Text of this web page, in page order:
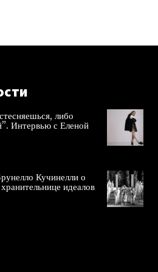
либо
Интервью с Еленой
Кучинелли о
идеалов